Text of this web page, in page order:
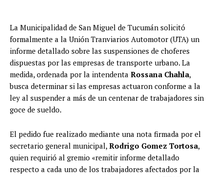
La Municipalidad de San Miguel de Tucumán solicitó
formalmente a la Unión Tranviarios Automotor (UTA) un
informe detallado sobre las suspensiones de choferes
dispuestas por las empresas de transporte urbano. La
medida, ordenada por la intendenta Rossana Chahla,
busca determinar si las empresas actuaron conforme a la
ley al suspender a más de un centenar de trabajadores sin
goce de sueldo.
El pedido fue realizado mediante una nota firmada por el
secretario general municipal, Rodrigo Gomez Tortosa,
quien requirió al gremio «remitir informe detallado
respecto a cada uno de los trabajadores afectados por la